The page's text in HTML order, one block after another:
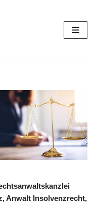
Anwalt Insolvenzrecht,